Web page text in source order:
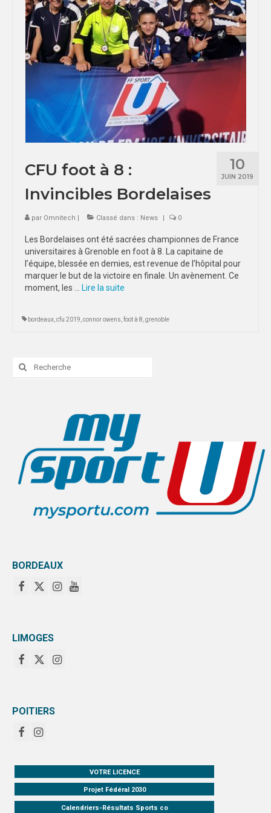
SPORTS CO
INTER-LIGUES
UNIVERSITÉS
ÉCOLES
BORDEAUX
LIMOGES
POITIERS
ÉVÉNEMENTS
CHAMPIONNAT DE FRANCE U
NUITS SPORTIVES U
BORDEAUX
LIMOGES
POITIERS
AUTRES
BORDEAUX
COMMUNICATION
MAG DU SPORT U
CHARTE ÉCO-RESPONSABLE
PHOTOTHÈQUE
VIDÉOTHÈQUE
10
JUIN 2019
CFU foot à 8 :
Invincibles Bordelaises
par Omnitech | Classé dans : News | 0
Les Bordelaises ont été sacrées championnes de France
universitaires à Grenoble en foot à 8. La capitaine de
l’équipe, blessée en demies, est revenue de l’hôpital pour
marquer le but de la victoire en finale. Un avènement. Ce
moment, les …
Lire la suite­­
bordeaux cfu 2019 connor owens foot à 8 grenoble
Rechercher
BORDEAUX
LIMOGES
POITIERS
VOTRE LICENCE
Projet Fédéral 2030
Calendriers-Résultats Sports co